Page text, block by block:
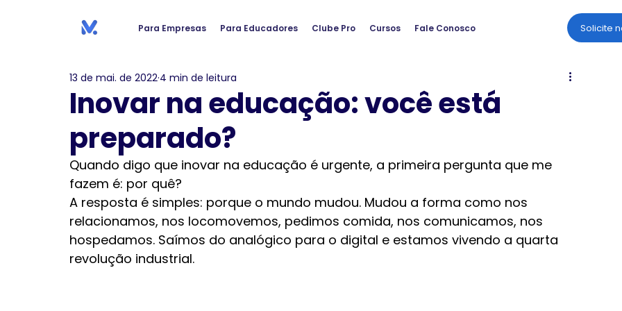
Para Empresas Para Educadores Clube Pro Cursos Fale Conosco Solicite
Inovar na educação: você está
preparado?
13 de mai. de 2022 4 min de leitura
Quando digo que inovar na educação é urgente, a primeira pergunta que me
fazem é: por quê?
A resposta é simples: porque o mundo mudou. Mudou a forma como nos
relacionamos, nos locomovemos, pedimos comida, nos comunicamos, nos
hospedamos. Saímos do analógico para o digital e estamos vivendo a quarta
revolução industrial.